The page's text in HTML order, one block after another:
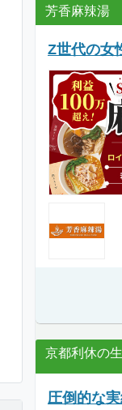
芳香麻辣湯
Z世代の女
京都利休の
圧倒的な